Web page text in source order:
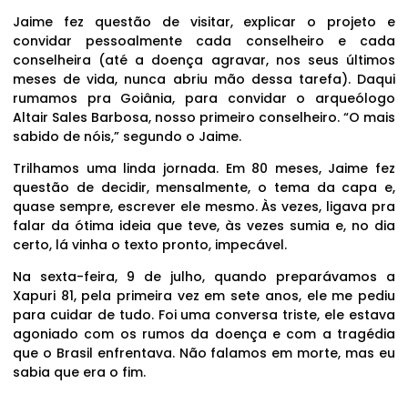
Jaime fez questão de visitar, explicar o projeto e
convidar pessoalmente cada conselheiro e cada
conselheira (até a doença agravar, nos seus últimos
meses de vida, nunca abriu mão dessa tarefa). Daqui
rumamos pra Goiânia, para convidar o arqueólogo
Altair Sales Barbosa, nosso primeiro conselheiro. “O mais
sabido de nóis,” segundo o Jaime.
Trilhamos uma linda jornada. Em 80 meses, Jaime fez
questão de decidir, mensalmente, o tema da capa e,
quase sempre, escrever ele mesmo. Às vezes, ligava pra
falar da ótima ideia que teve, às vezes sumia e, no dia
certo, lá vinha o texto pronto, impecável.
Na sexta-feira, 9 de julho, quando preparávamos a
Xapuri 81, pela primeira vez em sete anos, ele me pediu
para cuidar de tudo. Foi uma conversa triste, ele estava
agoniado com os rumos da doença e com a tragédia
que o Brasil enfrentava. Não falamos em morte, mas eu
sabia que era o fim.